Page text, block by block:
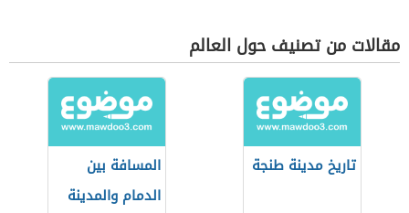
مقالات من تصنيف حول العالم
تاريخ مدينة طنجة
المسافة بين
الدمام والمدينة